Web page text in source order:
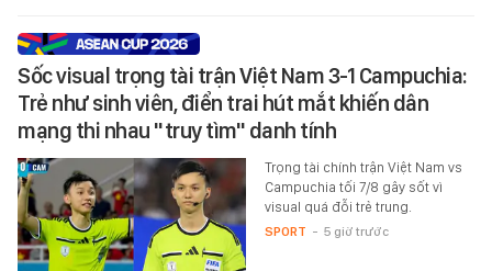
Sốc visual trọng tài trận Việt Nam 3-1 Campuchia:
Trẻ như sinh viên, điển trai hút mắt khiến dân
mạng thi nhau "truy tìm" danh tính
Trọng tài chính trận Việt Nam vs
Campuchia tối 7/8 gây sốt vì
visual quá đỗi trẻ trung.
SPORT - 5 giờ trước